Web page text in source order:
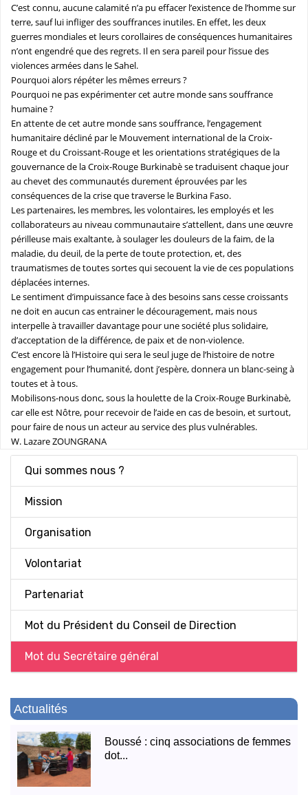
C’est connu, aucune calamité n’a pu effacer l’existence de l’homme sur
terre, sauf lui infliger des souffrances inutiles. En effet, les deux
guerres mondiales et leurs corollaires de conséquences humanitaires
n’ont engendré que des regrets. Il en sera pareil pour l’issue des
violences armées dans le Sahel.
Pourquoi alors répéter les mêmes erreurs ?
Pourquoi ne pas expérimenter cet autre monde sans souffrance
humaine ?
En attente de cet autre monde sans souffrance, l’engagement
humanitaire décliné par le Mouvement international de la Croix-
Rouge et du Croissant-Rouge et les orientations stratégiques de la
gouvernance de la Croix-Rouge Burkinabè se traduisent chaque jour
au chevet des communautés durement éprouvées par les
conséquences de la crise que traverse le Burkina Faso.
Les partenaires, les membres, les volontaires, les employés et les
collaborateurs au niveau communautaire s’attellent, dans une œuvre
périlleuse mais exaltante, à soulager les douleurs de la faim, de la
maladie, du deuil, de la perte de toute protection, et, des
traumatismes de toutes sortes qui secouent la vie de ces populations
déplacées internes.
Le sentiment d’impuissance face à des besoins sans cesse croissants
ne doit en aucun cas entrainer le découragement, mais nous
interpelle à travailler davantage pour une société plus solidaire,
d’acceptation de la différence, de paix et de non-violence.
C’est encore là l’Histoire qui sera le seul juge de l’histoire de notre
engagement pour l’humanité, dont j’espère, donnera un blanc-seing à
toutes et à tous.
Mobilisons-nous donc, sous la houlette de la Croix-Rouge Burkinabè,
car elle est Nôtre, pour recevoir de l’aide en cas de besoin, et surtout,
pour faire de nous un acteur au service des plus vulnérables.
W. Lazare ZOUNGRANA
Qui sommes nous ?
Mission
Organisation
Volontariat
Partenariat
Mot du Président du Conseil de Direction
Mot du Secrétaire général
Actualités
Boussé : cinq associations de femmes
dot...